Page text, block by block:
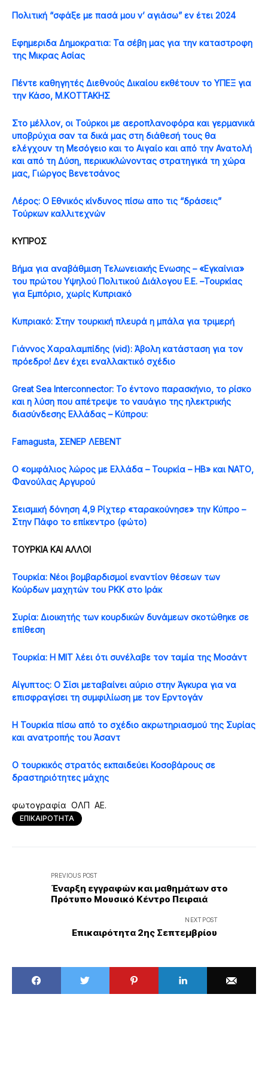
Πολιτική “σφάξε με πασά μου ν’ αγιάσω” εν έτει 2024
Εφημεριδα Δημοκρατια: Τα σέβη μας για την καταστροφη
της Μικρας Ασίας
Πέντε καθηγητές Διεθνούς Δικαίου εκθέτουν το ΥΠΕΞ για
την Κάσο, Μ.ΚΟΤΤΑΚΗΣ
Στο μέλλον, οι Τούρκοι με αεροπλανοφόρα και γερμανικά
υποβρύχια σαν τα δικά μας στη διάθεσή τους θα
ελέγχουν τη Μεσόγειο και το Αιγαίο και από την Ανατολή
και από τη Δύση, περικυκλώνοντας στρατηγικά τη χώρα
μας, Γιώργος Βενετσάνος
Λέρος: Ο Εθνικός κίνδυνος πίσω απο τις “δράσεις”
Τούρκων καλλιτεχνών
ΚΥΠΡΟΣ
Βήμα για αναβάθμιση Τελωνειακής Ενωσης – «Εγκαίνια»
του πρώτου Υψηλού Πολιτικού Διάλογου Ε.Ε. –Τουρκίας
για Εμπόριο, χωρίς Κυπριακό
Κυπριακό: Στην τουρκική πλευρά η μπάλα για τριμερή
Γιάννος Χαραλαμπίδης (vid): Άβολη κατάσταση για τον
πρόεδρο! Δεν έχει εναλλακτικό σχέδιο
Great Sea Interconnector: Το έντονο παρασκήνιο, το ρίσκο
και η λύση που απέτρεψε το ναυάγιο της ηλεκτρικής
διασύνδεσης Ελλάδας – Κύπρου:
Famagusta, ΣΕΝΕΡ ΛΕΒΕΝΤ
Ο «ομφάλιος λώρος με Ελλάδα – Τουρκία – ΗΒ» και ΝΑΤΟ,
Φανούλας Αργυρού
Σεισμική δόνηση 4,9 Ρίχτερ «ταρακούνησε» την Κύπρο –
Στην Πάφο το επίκεντρο (φώτο)
ΤΟΥΡΚΙΑ ΚΑΙ ΑΛΛΟΙ
Τουρκία: Νέοι βομβαρδισμοί εναντίον θέσεων των
Κούρδων μαχητών του PKK στο Ιράκ
Συρία: Διοικητής των κουρδικών δυνάμεων σκοτώθηκε σε
επίθεση
Τουρκία: Η ΜΙΤ λέει ότι συνέλαβε τον ταμία της Μοσάντ
Αίγυπτος: Ο Σίσι μεταβαίνει αύριο στην Άγκυρα για να
επισφραγίσει τη συμφιλίωση με τον Ερντογάν
Η Τουρκία πίσω από το σχέδιο ακρωτηριασμού της Συρίας
και ανατροπής του Άσαντ
Ο τουρκικός στρατός εκπαιδεύει Κοσοβάρους σε
δραστηριότητες μάχης
φωτογραφία ΟΛΠ ΑΕ.
ΕΠΙΚΑΙΡΟΤΗΤΑ
PREVIOUS POST
Έναρξη εγγραφών και μαθημάτων στο
Πρότυπο Μουσικό Κέντρο Πειραιά
NEXT POST
Επικαιρότητα 2ης Σεπτεμβρίου